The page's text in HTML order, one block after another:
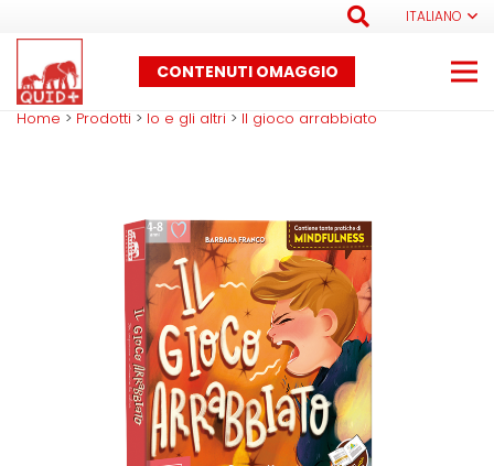
ITALIANO
CONTENUTI OMAGGIO
Home > Prodotti > Io e gli altri > Il gioco arrabbiato